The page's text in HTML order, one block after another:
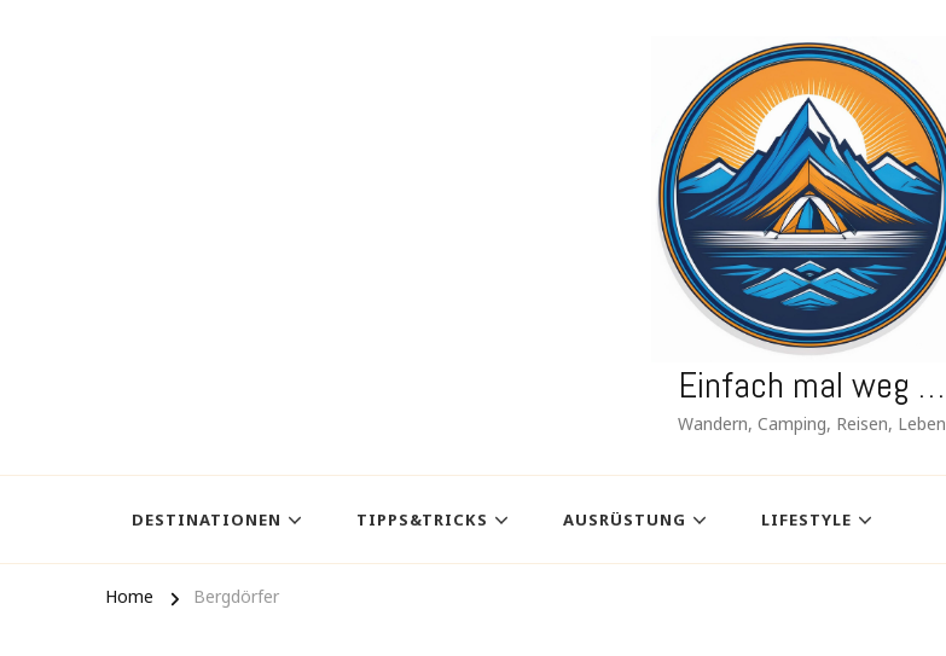
Einfach mal weg …
Wandern, Camping, Reisen, Leben
DESTINATIONEN TIPPS&TRICKS AUSRÜSTUNG LIFESTYLE
Home Bergdörfer